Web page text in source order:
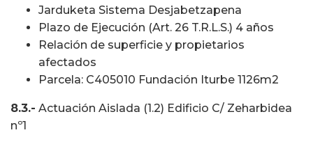
Jarduketa Sistema Desjabetzapena
Plazo de Ejecución (Art. 26 T.R.L.S.) 4 años
Relación de superficie y propietarios
afectados
Parcela: C405010 Fundación Iturbe 1126m2
8.3.- Actuación Aislada (1.2) Edificio C/ Zeharbidea
nº1